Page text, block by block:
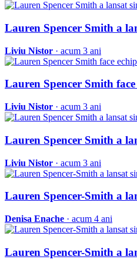
Lauren Spencer Smith a
Liviu Nistor · acum 3 ani
Lauren Spencer Smith
Liviu Nistor · acum 3 ani
Lauren Spencer Smith a
Liviu Nistor · acum 3 ani
Lauren Spencer-Smith a
Denisa Enache · acum 4 ani
Lauren Spencer-Smith a